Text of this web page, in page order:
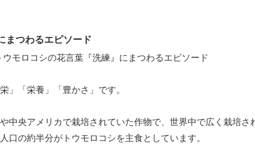
まつわるエピソード
」「栄養」「豊かさ」です。
中央アメリカで栽培されていた作物で、世界中で広く栽培
口の約半分がトウモロコシを主食としています。